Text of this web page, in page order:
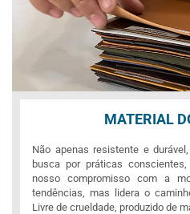
MATERIAL
Não apenas resistente e
busca por práticas
nosso compromisso com a
tendências, mas lidera o
Livre de crueldade, produzido de